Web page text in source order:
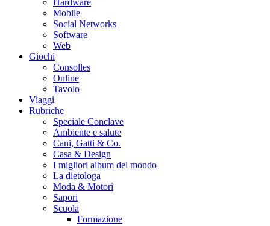
Hardware
Mobile
Social Networks
Software
Web
Giochi
Consolles
Online
Tavolo
Viaggi
Rubriche
Speciale Conclave
Ambiente e salute
Cani, Gatti & Co.
Casa & Design
I migliori album del mondo
La dietologa
Moda & Motori
Sapori
Scuola
Formazione